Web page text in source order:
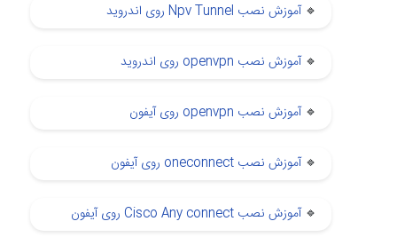
🔹آموزش نصب Npv Tunnel روی اندروید
🔹آموزش نصب openvpn روی اندروید
🔹آموزش نصب openvpn روی آیفون
🔹آموزش نصب oneconnect روی آیفون
🔹آموزش نصب Cisco Any connect روی آیفون